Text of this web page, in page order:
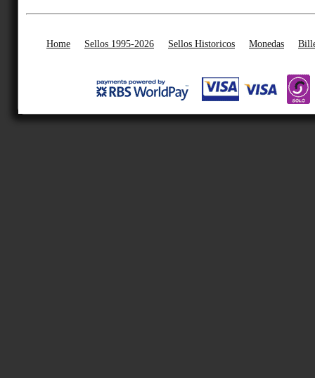
Home Sellos 1995-2026 Sellos Historicos Monedas